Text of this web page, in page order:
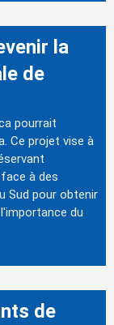
la
de
pourrait
Ce projet vise à
à des
Sud pour obtenir
du
de